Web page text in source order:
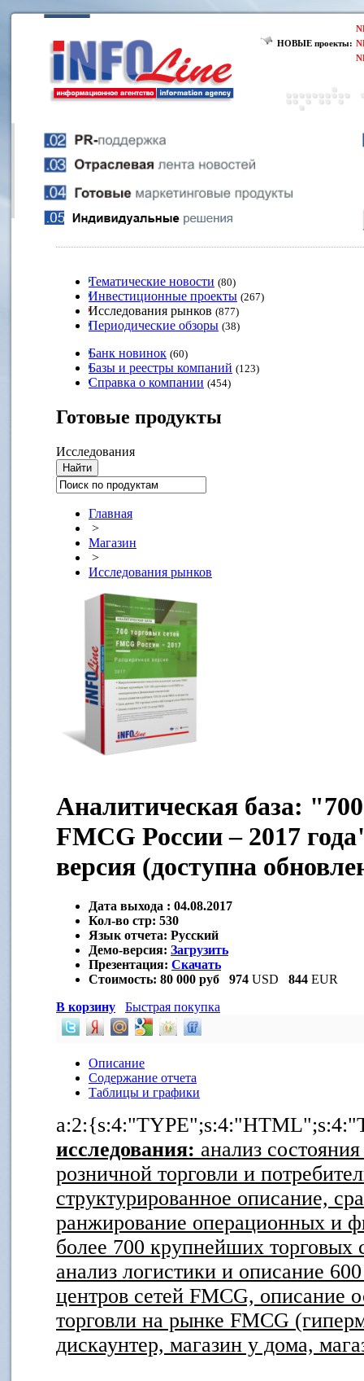
НОВЫЕ проекты:
Тематические новости (80)
Инвестиционные проекты (267)
Исследования рынков (877)
Периодические обзоры (38)
Банк новинок (60)
Базы и реестры компаний (123)
Справка о компании (454)
Готовые продукты
Исследования
Главная
>
Магазин
>
Исследования рынков
Аналитическая база:
FMCG России – 2017
версия (доступна
Дата выхода : 04.08.2017
Кол-во стр: 530
Язык отчета: Русский
Демо-версия: Загрузить
Презентация: Скачать
Стоимость: 80 000 руб 974 USD 844 EUR
В корзину
Быстрая покупка
Описание
Содержание отчета
Таблицы и графики
исследования: анализ
розничной торговли и
структурированное описание,
ранжирование операционных и
более 700 крупнейших торговых
анализ логистики и описание
центров сетей FMCG, описание
торговли на рынке FMCG
дискаунтер, магазин у дома,